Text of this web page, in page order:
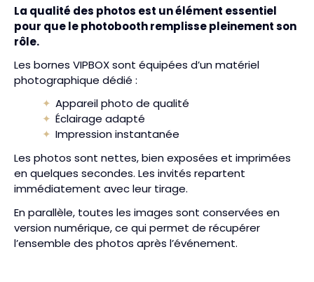
La qualité des photos est un élément essentiel
pour que le photobooth remplisse pleinement son
rôle.
Les bornes VIPBOX sont équipées d’un matériel
photographique dédié :
Appareil photo de qualité
Éclairage adapté
Impression instantanée
Les photos sont nettes, bien exposées et imprimées
en quelques secondes. Les invités repartent
immédiatement avec leur tirage.
En parallèle, toutes les images sont conservées en
version numérique, ce qui permet de récupérer
l’ensemble des photos après l’événement.